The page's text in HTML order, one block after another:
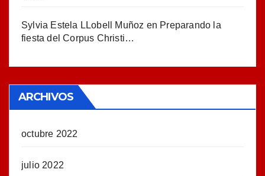
Sylvia Estela LLobell Muñoz en Preparando la
fiesta del Corpus Christi…
ARCHIVOS
octubre 2022
julio 2022